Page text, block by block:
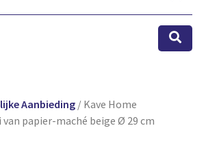
Aanbieding / Kave Home
papier-maché beige Ø 29 cm